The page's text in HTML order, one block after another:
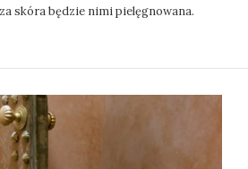
skóra będzie nimi pielęgnowana.